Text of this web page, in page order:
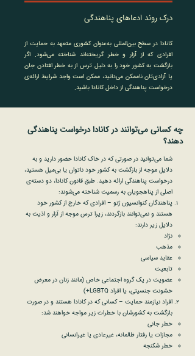
درک روند ادعاهای پناهندگی
کانادا در سطح بین‌المللی به‌عنوان کشوری متعهد به حمایت از
افرادی که از آزار و خطر گریخته‌اند شناخته می‌شود. اگر
بازگشت به کشور خود را به دلیل ترس از به خطر افتادن جان
یا آزادی‌تان ناممکن می‌دانید، ممکن است واجد شرایط ارائه‌ی
درخواست پناهندگی از داخل کانادا باشید.
چه کسانی می‌توانند در کانادا درخواست پناهندگی
دهند؟
شما می‌توانید در صورتی که در خاک کانادا حضور دارید و به
دلایل موجه از بازگشت به کشور خود ناتوان یا بی‌میل هستید،
درخواست پناهندگی ارائه دهید. طبق قانون کانادا، دو دسته‌ی
اصلی از پناهجویان به رسمیت شناخته می‌شوند:
پناهندگان کنوانسیون ژنو – افرادی که خارج از کشور خود
هستند و نمی‌توانند بازگردند، زیرا ترس موجه از آزار و اذیت به
دلایل زیر دارند:
نژاد
مذهب
عقاید سیاسی
تابعیت
عضویت در یک گروه اجتماعی خاص (مانند زنان در معرض
خشونت جنسیتی، یا افراد LGBTQ+)
افراد نیازمند حمایت – کسانی که در کانادا هستند و در صورت
بازگشت به کشورشان با خطرات زیر مواجه خواهند شد:
خطر جانی
مجازات یا رفتار ظالمانه، غیرعادی یا غیرانسانی
خطر شکنجه